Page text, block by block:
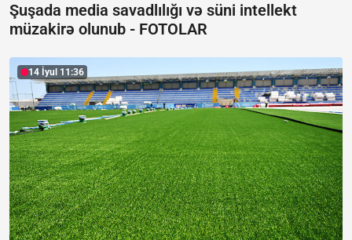
Şuşada media savadlılığı və süni intellekt
müzakirə olunub - FOTOLAR
14 İyul 11:36